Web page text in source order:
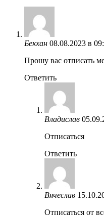
Бекхан 08.08.2023 в
Прошу вас отписать
Ответить
Владислав
Отписаться
Ответить
Вячеслав
Отписаться от